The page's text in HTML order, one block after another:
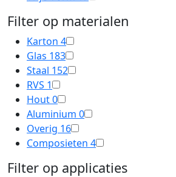
Filter op materialen
Karton 4
Glas 183
Staal 152
RVS 1
Hout0
Aluminium 0
Overig 16
Composieten 4
Filter op applicaties